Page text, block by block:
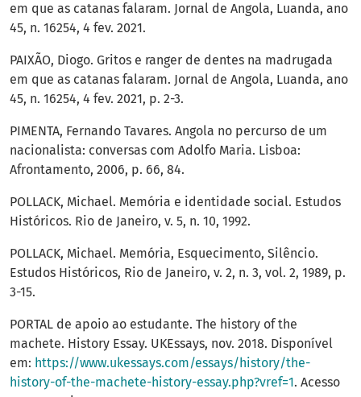
em que as catanas falaram. Jornal de Angola, Luanda, ano
45, n. 16254, 4 fev. 2021.
PAIXÃO, Diogo. Gritos e ranger de dentes na madrugada
em que as catanas falaram. Jornal de Angola, Luanda, ano
45, n. 16254, 4 fev. 2021, p. 2-3.
PIMENTA, Fernando Tavares. Angola no percurso de um
nacionalista: conversas com Adolfo Maria. Lisboa:
Afrontamento, 2006, p. 66, 84.
POLLACK, Michael. Memória e identidade social. Estudos
Históricos. Rio de Janeiro, v. 5, n. 10, 1992.
POLLACK, Michael. Memória, Esquecimento, Silêncio.
Estudos Históricos, Rio de Janeiro, v. 2, n. 3, vol. 2, 1989, p.
3-15.
PORTAL de apoio ao estudante. The history of the
machete. History Essay. UKEssays, nov. 2018. Disponível
em: https://www.ukessays.com/essays/history/the-
history-of-the-machete-history-essay.php?vref=1. Acesso